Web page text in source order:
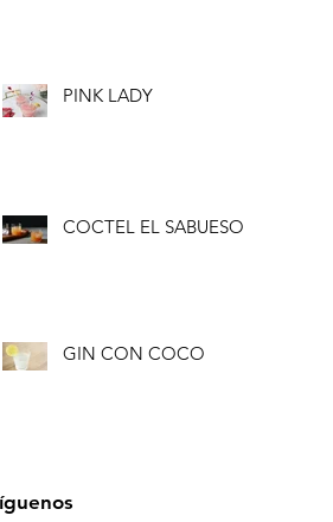
PINK LADY
COCTEL EL SABUESO
GIN CON COCO